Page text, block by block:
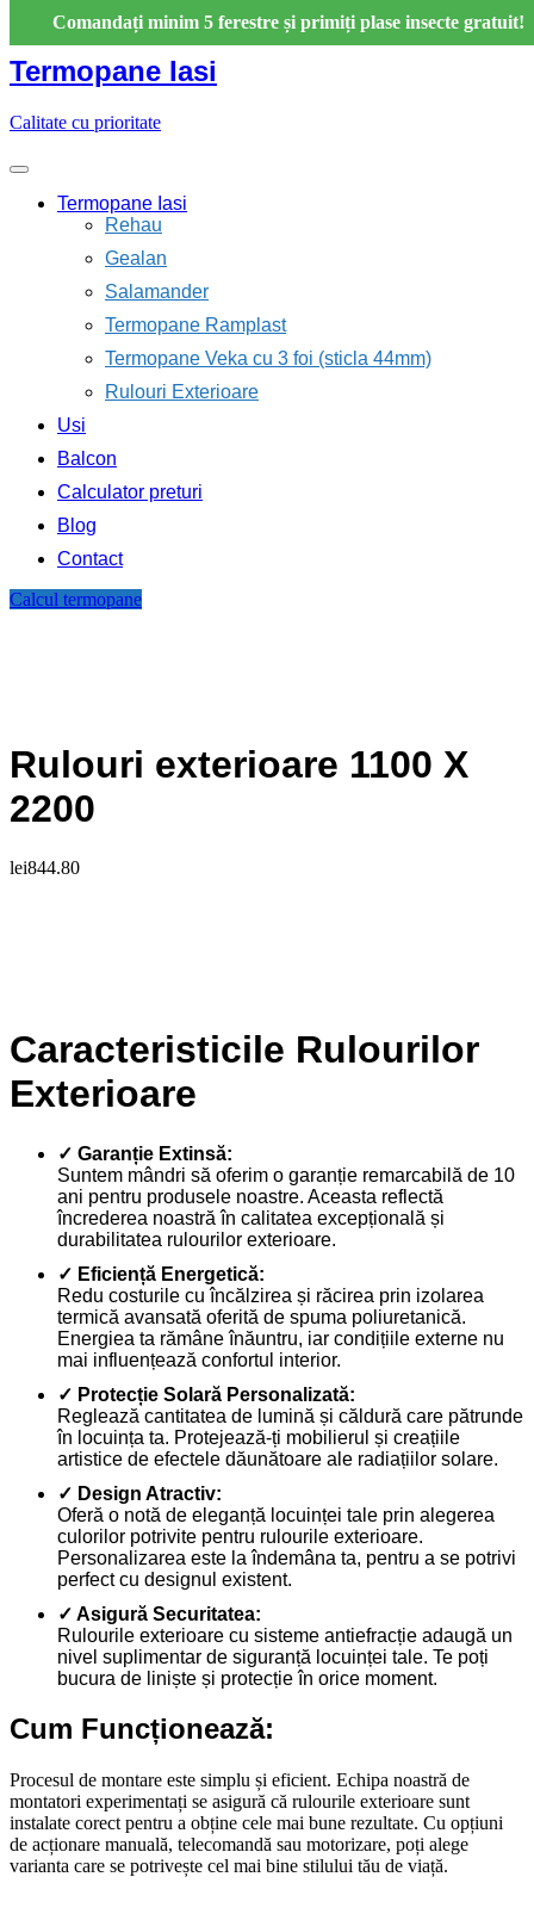
Comandați minim 5 ferestre și primiți plase insecte gratuit!
content
Termopane Iasi
Calitate cu prioritate
Termopane Iasi
Rehau
Gealan
Salamander
Termopane Ramplast
Termopane Veka cu 3 foi (sticla 44mm)
Rulouri Exterioare
Usi
Balcon
Calculator preturi
Blog
Contact
Calcul termopane
Rulouri exterioare 1100 X
2200
lei844.80
Caracteristicile Rulourilor
Exterioare
✓ Garanție Extinsă:
Suntem mândri să oferim o garanție remarcabilă de 10
ani pentru produsele noastre. Aceasta reflectă
încrederea noastră în calitatea excepțională și
durabilitatea rulourilor exterioare.
✓ Eficiență Energetică:
Redu costurile cu încălzirea și răcirea prin izolarea
termică avansată oferită de spuma poliuretanică.
Energiea ta rămâne înăuntru, iar condițiile externe nu
mai influențează confortul interior.
✓ Protecție Solară Personalizată:
Reglează cantitatea de lumină și căldură care pătrunde
în locuința ta. Protejează-ți mobilierul și creațiile
artistice de efectele dăunătoare ale radiațiilor solare.
✓ Design Atractiv:
Oferă o notă de eleganță locuinței tale prin alegerea
culorilor potrivite pentru rulourile exterioare.
Personalizarea este la îndemâna ta, pentru a se potrivi
perfect cu designul existent.
✓ Asigură Securitatea:
Rulourile exterioare cu sisteme antiefracție adaugă un
nivel suplimentar de siguranță locuinței tale. Te poți
bucura de liniște și protecție în orice moment.
Cum Funcționează:
Procesul de montare este simplu și eficient. Echipa noastră de
montatori experimentați se asigură că rulourile exterioare sunt
instalate corect pentru a obține cele mai bune rezultate. Cu opțiuni
de acționare manuală, telecomandă sau motorizare, poți alege
varianta care se potrivește cel mai bine stilului tău de viață.